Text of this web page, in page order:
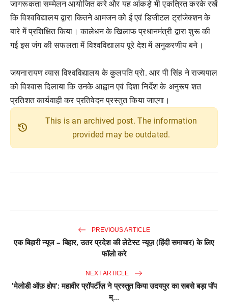
जागरूकता सम्मेलन आयोजित करे और यह आंकड़े भी एकत्रित करके रखें
कि विश्वविद्यालय द्वारा कितने आमजन को ई एवं डिजीटल ट्रांजेक्शन के
बारे में प्रशिक्षित किया। कालेधन के खिलाफ प्रधानमंत्री द्वारा शुरू की
गई इस जंग की सफलता में विश्वविद्यालय पूरे देश में अनुकरणीय बने।
जयनारायण व्यास विश्वविद्यालय के कुलपति प्रो. आर पी सिंह ने राज्यपाल
को विश्वास दिलाया कि उनके आह्वान एवं दिशा निर्देश के अनुरूप शत
प्रतिशत कार्यवाही कर प्रतिवेदन प्रस्तुत किया जाएगा।
history
This is an archived post. The information
provided may be outdated.
PREVIOUS ARTICLE
एक बिहारी न्यूज – बिहार, उतर प्रदेश की लेटेस्ट न्यूज़ (हिंदी समाचार) के लिए
फॉलो करे
NEXT ARTICLE
'मेलोडी ऑफ़ होप': महावीर प्रॉपर्टीज़ ने प्रस्तुत किया उदयपुर का सबसे बड़ा पॉप
म्...